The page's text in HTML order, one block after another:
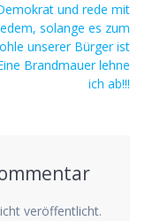
und rede mit
solange es zum
unserer Bürger ist
Brandmauer lehne
ich ab!!!
veröffentlicht.